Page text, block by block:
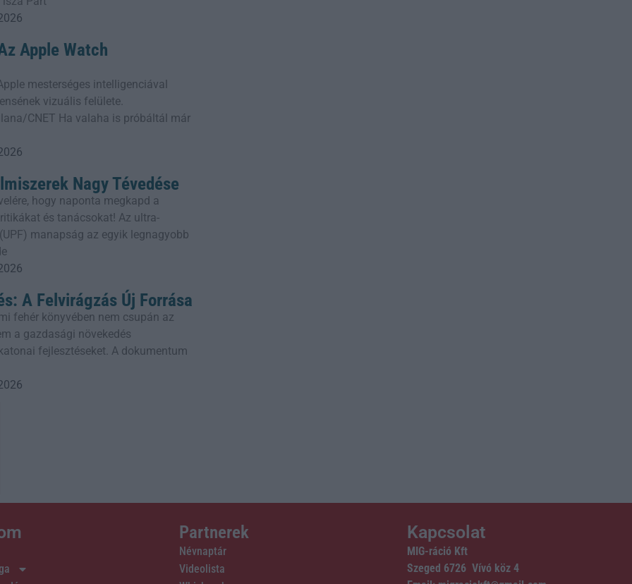
Apple Watch
mesterséges intelligenciával
vizuális felülete.
CNET Ha valaha is próbáltál már
Nagy Tévedése
hogy naponta megkapd a
és tanácsokat! Az ultra-
manapság az egyik legnagyobb
A Felvirágzás Új Forrása
fehér könyvében nem csupán az
a gazdasági növekedés
fejlesztéseket. A dokumentum
Partnerek
Névnaptár
Videolista
Kapcsolat
MIG-ráció Kft
Szeged 6726 Vívó köz 4